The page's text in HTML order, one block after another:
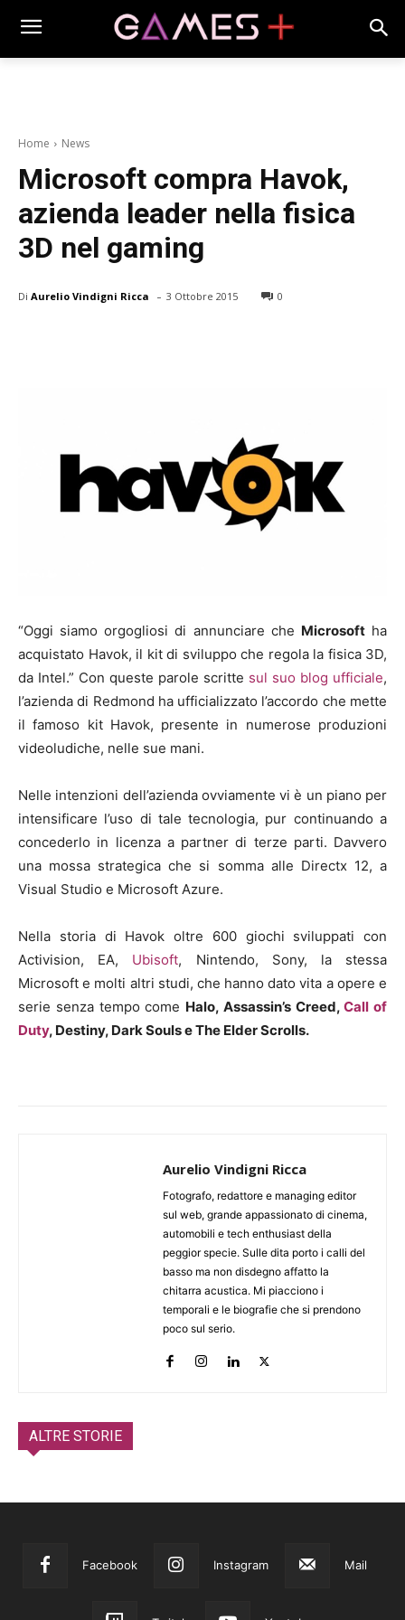
Home News
Microsoft compra Havok,
azienda leader nella fisica
3D nel gaming
Di Aurelio Vindigni Ricca - 3 Ottobre 2015 0
“Oggi siamo orgogliosi di annunciare che Microsoftha
acquistato Havok, il kit di sviluppo che regola la fisica 3D,
da Intel.” Con queste parole scritte sul suo blog ufficiale,
l’azienda di Redmond ha ufficializzato l’accordo che mette
il famoso kit Havok, presente in numerose produzioni
videoludiche, nelle sue mani.
Nelle intenzioni dell’azienda ovviamente vi è un piano per
intensificare l’uso di tale tecnologia, pur continuando a
concederlo in licenza a partner di terze parti. Davvero
una mossa strategica che si somma alle Directx 12, a
Visual Studio e Microsoft Azure.
Nella storia di Havok oltre 600 giochi sviluppati con
Activision, EA, Ubisoft, Nintendo, Sony, la stessa
Microsoft e molti altri studi, che hanno dato vita a opere e
serie senza tempo come Halo, Assassin’s Creed,Call of
Duty, Destiny, Dark Souls e The Elder Scrolls.
Aurelio Vindigni Ricca
Fotografo, redattore e managing editor
sul web, grande appassionato di cinema,
automobili e tech enthusiast della
peggior specie. Sulle dita porto i calli del
basso ma non disdegno affatto la
chitarra acustica. Mi piacciono i
temporali e le biografie che si prendono
poco sul serio.
ALTRE STORIE
Facebook Instagram Mail